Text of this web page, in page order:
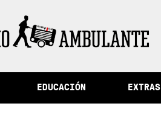
historias del Perú
EDUCACIÓN EXTRAS